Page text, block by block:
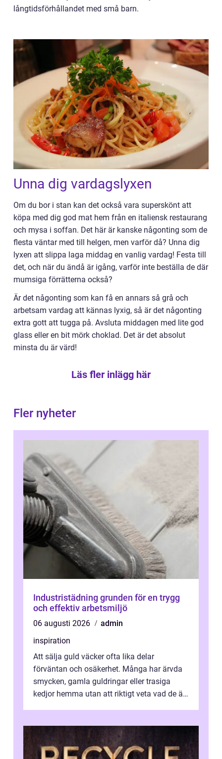
långtidsförhållandet med små barn.
Unna dig vardagslyxen
Om du bor i stan kan det också vara superskönt att
köpa med dig god mat hem från en italiensk restaurang
och mysa i soffan. Det här är kanske någonting som de
flesta väntar med till helgen, men varför då? Unna dig
lyxen att slippa laga middag en vanlig vardag! Festa till
det, och när du ändå är igång, varför inte beställa de där
mumsiga förrätterna också?
Är det någonting som kan få en annars så grå och
arbetsam vardag att kännas lyxig, så är det någonting
extra gott att tugga på. Avsluta middagen med lite god
glass eller en bit mörk choklad. Det är det absolut
minsta du är värd!
Läs fler inlägg här
Fler nyheter
Industristädning grunden för en trygg
och effektiv arbetsmiljö
06 augusti 2026
admin
inspiration
Att sälja guld väcker ofta lika delar
förväntan och osäkerhet. Många har ärvda
smycken, gamla guldringar eller trasiga
kedjor hemma utan att riktigt veta vad de är